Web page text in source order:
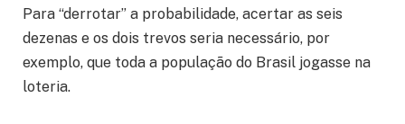
Para “derrotar” a probabilidade, acertar as seis
dezenas e os dois trevos seria necessário, por
exemplo, que toda a população do Brasil jogasse na
loteria.